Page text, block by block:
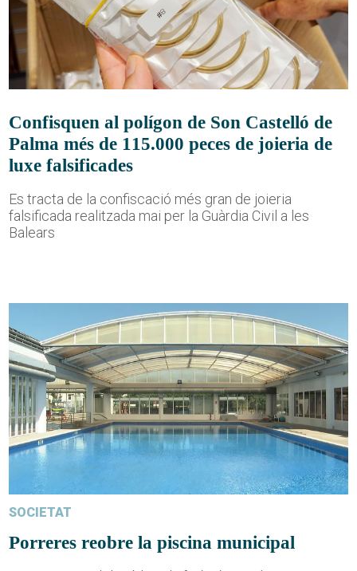
Confisquen al polígon de Son Castelló de
Palma més de 115.000 peces de joieria de
luxe falsificades
Es tracta de la confiscació més gran de joieria
falsificada realitzada mai per la Guàrdia Civil a les
Balears
SOCIETAT
Porreres reobre la piscina municipal